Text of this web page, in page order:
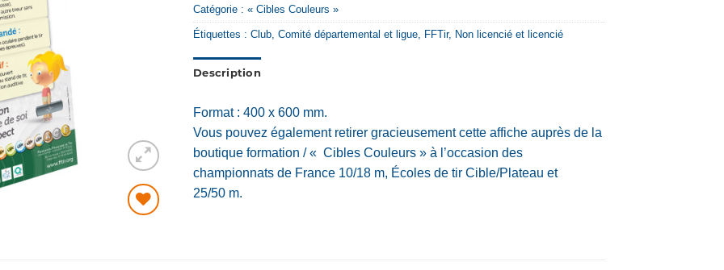
Catégorie : « Cibles Couleurs »
Étiquettes : Club Comité départemental et ligue FFTir, Non licencié et licencié
Description
Format : 400 x 600 mm.
Vous pouvez également retirer gracieusement cette affiche auprès de la
boutique formation / « Cibles Couleurs » à l’occasion des
championnats de France 10/18 m, Écoles de tir Cible/Plateau et
25/50 m.